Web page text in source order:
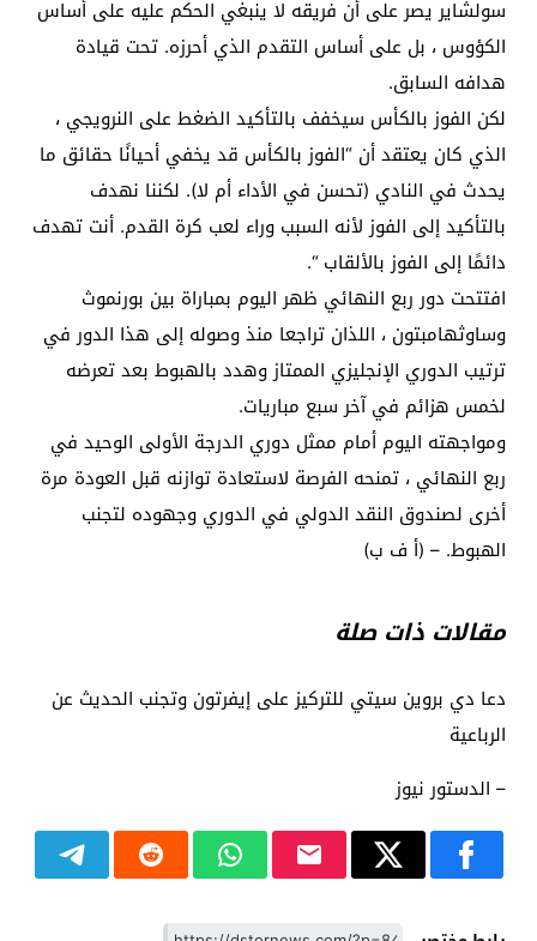
سولشاير يصر على أن فريقه لا ينبغي الحكم عليه على أساس
الكؤوس ، بل على أساس التقدم الذي أحرزه. تحت قيادة
هدافه السابق.
لكن الفوز بالكأس سيخفف بالتأكيد الضغط على النرويجي ،
الذي كان يعتقد أن “الفوز بالكأس قد يخفي أحيانًا حقائق ما
يحدث في النادي (تحسن في الأداء أم لا). لكننا نهدف
بالتأكيد إلى الفوز لأنه السبب وراء لعب كرة القدم. أنت تهدف
دائمًا إلى الفوز بالألقاب “.
افتتحت دور ربع النهائي ظهر اليوم بمباراة بين بورنموث
وساوثهامبتون ، اللذان تراجعا منذ وصوله إلى هذا الدور في
ترتيب الدوري الإنجليزي الممتاز وهدد بالهبوط بعد تعرضه
لخمس هزائم في آخر سبع مباريات.
ومواجهته اليوم أمام ممثل دوري الدرجة الأولى الوحيد في
ربع النهائي ، تمنحه الفرصة لاستعادة توازنه قبل العودة مرة
أخرى لصندوق النقد الدولي في الدوري وجهوده لتجنب
الهبوط. – (أ ف ب)
مقالات ذات صلة
دعا دي بروين سيتي للتركيز على إيفرتون وتجنب الحديث عن
الرباعية
– الدستور نيوز